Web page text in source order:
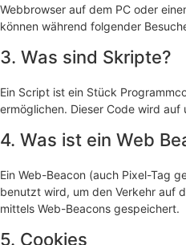
Webbrowser auf dem PC oder
können während folgender
3. Was sind Skripte?
Ein Script ist ein Stück
ermöglichen. Dieser Code wird
4. Was ist ein Web
Ein Web-Beacon (auch Pixel-Tag
benutzt wird, um den Verkehr auf
mittels Web-Beacons gespeichert.
5. Cookies